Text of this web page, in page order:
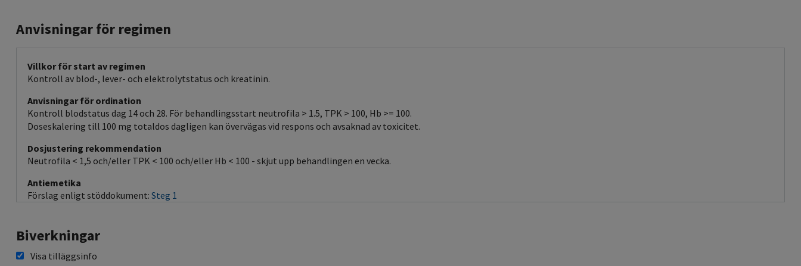
Anvisningar för regimen
Villkor för start av regimen
Kontroll av blod-, lever- och elektrolytstatus och kreatinin.
Anvisningar för ordination
Kontroll blodstatus dag 14 och 28. För behandlingsstart neutrofila > 1.5, TPK > 100, Hb >= 100.
Doseskalering till 100 mg totaldos dagligen kan övervägas vid respons och avsaknad av toxicitet.
Dosjustering rekommendation
Neutrofila < 1,5 och/eller TPK < 100 och/eller Hb < 100 - skjut upp behandlingen en vecka.
Antiemetika
Förslag enligt stöddokument: Steg 1
Biverkningar
Visa tilläggsinfo